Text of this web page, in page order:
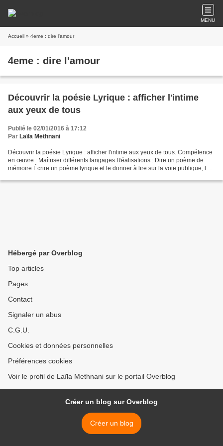
MENU
Accueil » 4eme : dire l'amour
4eme : dire l'amour
Découvrir la poésie Lyrique : afficher l'intime
aux yeux de tous
Publié le 02/01/2016 à 17:12
Par Laïla Methnani
Découvrir la poésie Lyrique : afficher l'intime aux yeux de tous. Compétence
en œuvre : Maîtriser différents langages Réalisations : Dire un poème de
mémoire Écrire un poème lyrique et le donner à lire sur la voie publique, le
Hébergé par Overblog
Top articles
Pages
Contact
Signaler un abus
C.G.U.
Cookies et données personnelles
Préférences cookies
Voir le profil de Laïla Methnani sur le portail Overblog
Créer un blog sur Overblog
Créer un blog